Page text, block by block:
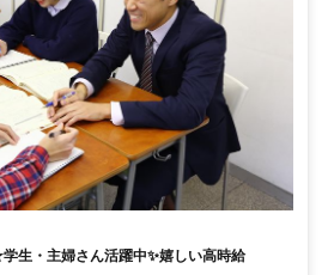
生・主婦さん活躍中✨嬉しい高時給